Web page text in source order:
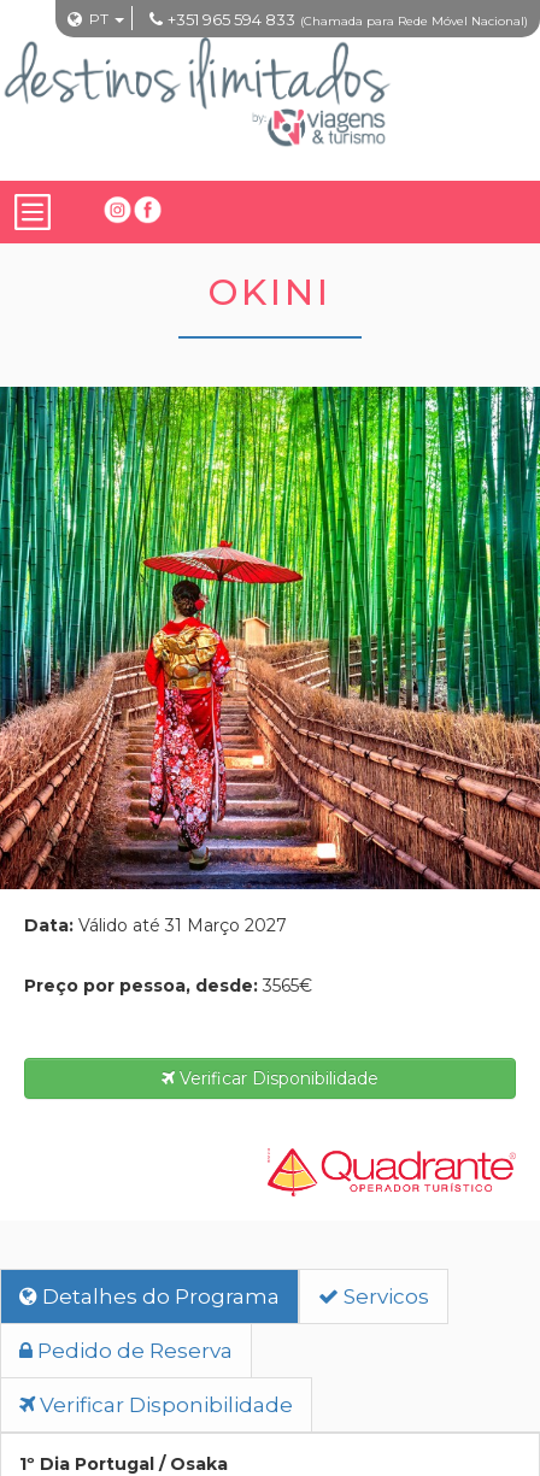
PT +351 965 594 833 (Chamada para Rede Móvel Nacional)
OKINI
Data: Válido até 31 Março 2027
Preço por pessoa, desde: 3565€
Verificar Disponibilidade
Detalhes do Programa Servicos
Pedido de Reserva
Verificar Disponibilidade
1º Dia Portugal / Osaka